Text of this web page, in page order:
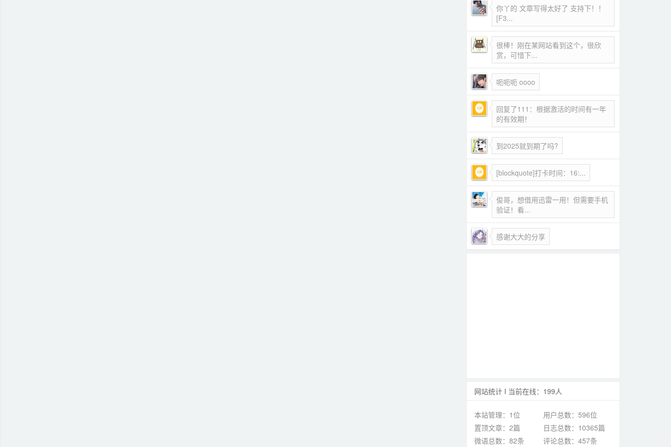
你丫的 文章写得太好了 支持下！！
[F3...
很棒！刚在某网站看到这个，很欣
赏，可惜下...
呃呃呃 oooo
回复了111：根据激活的时间有一年
的有效期！
到2025就到期了吗?
[blockquote]打卡时间：16:...
俊哥，想借用迅雷一用！但需要手机
验证！看...
感谢大大的分享
网站统计 I 当前在线：199人
本站管理：1位
用户总数：596位
置顶文章：2篇
日志总数：10365篇
微语总数：82条
评论总数：457条